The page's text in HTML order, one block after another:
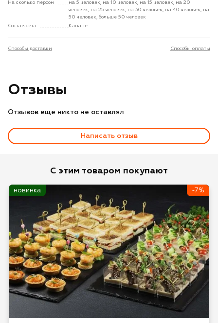
На сколько персон
на 5 человек, на 10 человек, на 15 человек, на 20
человек, на 25 человек, на 30 человек, на 40 человек, на
50 человек, больше 50 человек
Состав сета
Канапе
Способы доставки Способы оплаты
Отзывы
Отзывов еще никто не оставлял
Написать отзыв
Отзыв*
С этим товаром покупают
новинка -7%